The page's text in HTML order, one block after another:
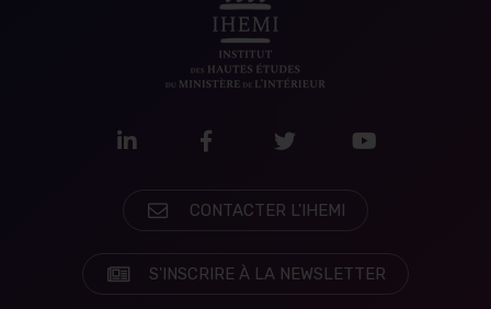
LinkedInFacebookTwitterYoutube
CONTACTER L'IHEMI
S'INSCRIRE À LA NEWSLETTER